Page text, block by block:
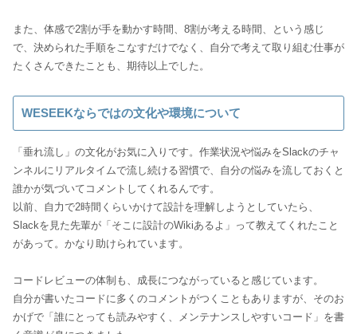
また、体感で2割が手を動かす時間、8割が考える時間、という感じ
で、決められた手順をこなすだけでなく、自分で考えて取り組む仕事が
たくさんできたことも、期待以上でした。
WESEEKならではの文化や環境について
「垂れ流し」の文化がお気に入りです。作業状況や悩みをSlackのチャ
ンネルにリアルタイムで流し続ける習慣で、自分の悩みを流しておくと
誰かが気づいてコメントしてくれるんです。
以前、自力で2時間くらいかけて設計を理解しようとしていたら、
Slackを見た先輩が「そこに設計のWikiあるよ」って教えてくれたこと
があって。かなり助けられています。
コードレビューの体制も、成長につながっていると感じています。
自分が書いたコードに多くのコメントがつくこともありますが、そのお
かげで「誰にとっても読みやすく、メンテナンスしやすいコード」を書